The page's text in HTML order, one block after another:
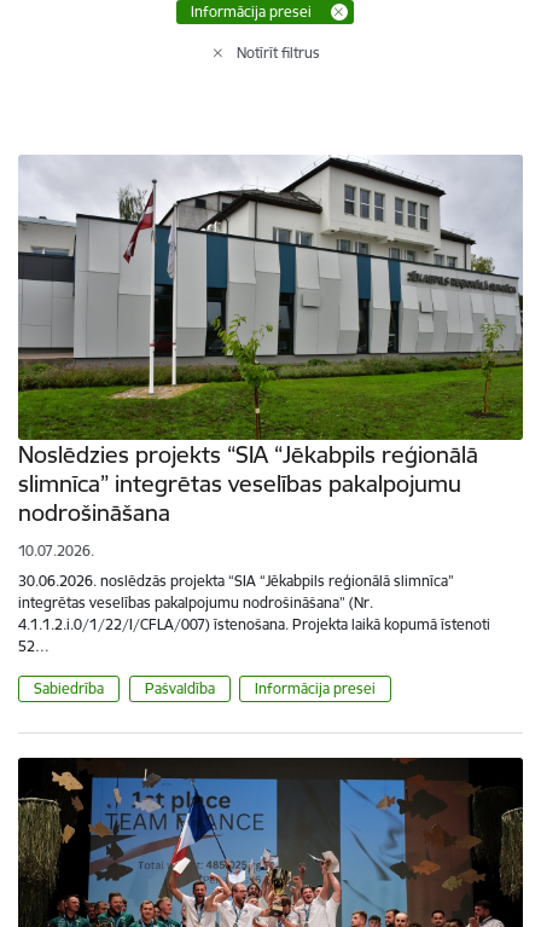
Informācija presei
Notīrīt filtrus
Noslēdzies projekts “SIA “Jēkabpils reģionālā
slimnīca” integrētas veselības pakalpojumu
nodrošināšana
10.07.2026.
30.06.2026. noslēdzās projekta “SIA “Jēkabpils reģionālā slimnīca”
integrētas veselības pakalpojumu nodrošināšana” (Nr.
4.1.1.2.i.0/1/22/I/CFLA/007) īstenošana. Projekta laikā kopumā īstenoti
52…
Sabiedrība Pašvaldība Informācija presei